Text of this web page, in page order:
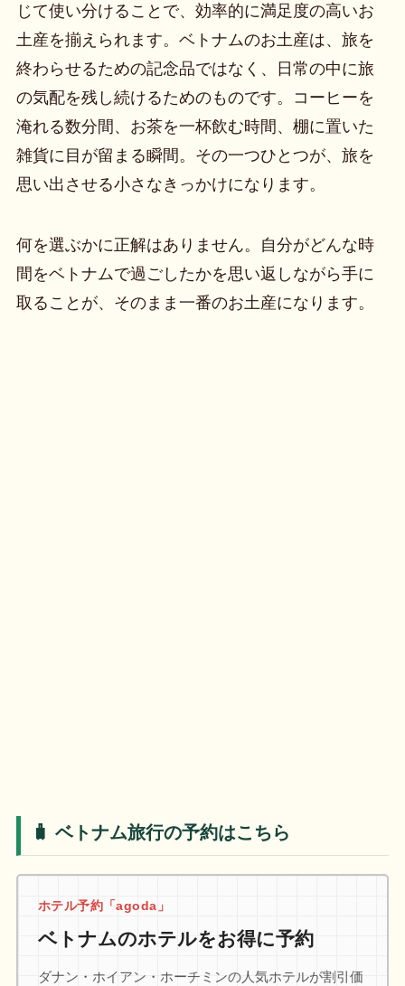
じて使い分けることで、効率的に満足度の高いお
土産を揃えられます。ベトナムのお土産は、旅を
終わらせるための記念品ではなく、日常の中に旅
の気配を残し続けるためのものです。コーヒーを
淹れる数分間、お茶を一杯飲む時間、棚に置いた
雑貨に目が留まる瞬間。その一つひとつが、旅を
思い出させる小さなきっかけになります。
何を選ぶかに正解はありません。自分がどんな時
間をベトナムで過ごしたかを思い返しながら手に
取ることが、そのまま一番のお土産になります。
🧳 ベトナム旅行の予約はこちら
ホテル予約「agoda」
ベトナムのホテルをお得に予約
ダナン・ホイアン・ホーチミンの人気ホテルが割引価